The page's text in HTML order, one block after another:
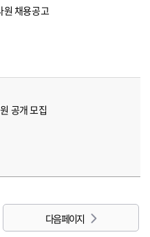
원 채용공고
공개 모집
다음 페이지